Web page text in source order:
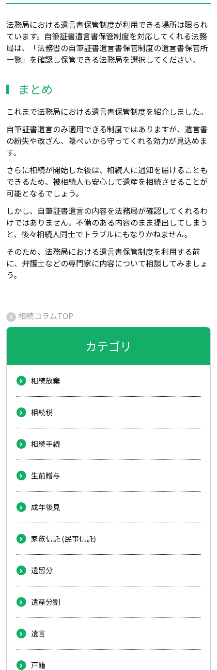
法務局における遺言書保管制度が利用できる場所は限られ
ています。自筆証書遺言書保管制度を対応してくれる法務
局は、「法務省の自筆証書遺言書保管制度の遺言書保管所
一覧」を確認し保管できる法務局を選択してください。
まとめ
これまで法務局における遺言書保管制度を紹介しました。
自筆証書遺言のみ適用できる制度ではありますが、遺言書
の紛失や改ざん、隠ぺいから守ってくれる効力が見込めま
す。
さらに相続が開始した後は、相続人に通知を届けることも
できるため、被相続人も安心して遺産を相続させることが
可能となるでしょう。
しかし、自筆証書遺言の内容を法務局が確認してくれるわ
けではありません。不備のある内容のまま提出してしまう
と、後々相続人同士でトラブルにもなりかねません。
そのため、法務局における遺言書保管制度を利用する前
に、弁護士などの専門家に内容について相談してみましょ
う。
相続コラムTOP
カテゴリ
相続放棄
相続税
相続手続
生前贈与
成年後見
家族信託 (民事信託)
遺留分
遺産分割
遺言
戸籍